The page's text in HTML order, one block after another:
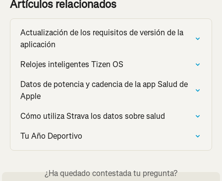
Artículos relacionados
Actualización de los requisitos de versión de la
aplicación
Relojes inteligentes Tizen OS
Datos de potencia y cadencia de la app Salud de
Apple
Cómo utiliza Strava los datos sobre salud
Tu Año Deportivo
¿Ha quedado contestada tu pregunta?